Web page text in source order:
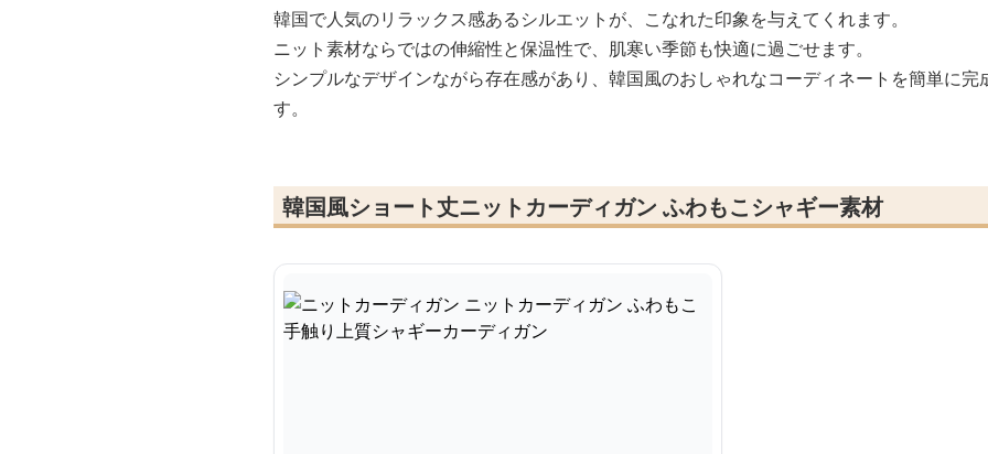
韓国で人気のリラックス感あるシルエットが、こなれた印象を与えてくれます。
ニット素材ならではの伸縮性と保温性で、肌寒い季節も快適に過ごせます。
シンプルなデザインながら存在感があり、韓国風のおしゃれなコーディネートを簡単に
す。
韓国風ショート丈ニットカーディガン ふわもこシャギー素材